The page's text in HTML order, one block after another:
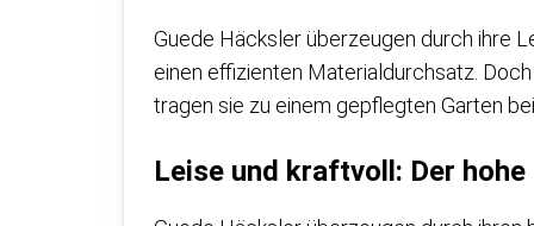
Guede Häcksler überzeugen durch ihre
einen effizienten Materialdurchsatz.
tragen sie zu einem gepflegten Garten
Leise und kraftvoll: Der